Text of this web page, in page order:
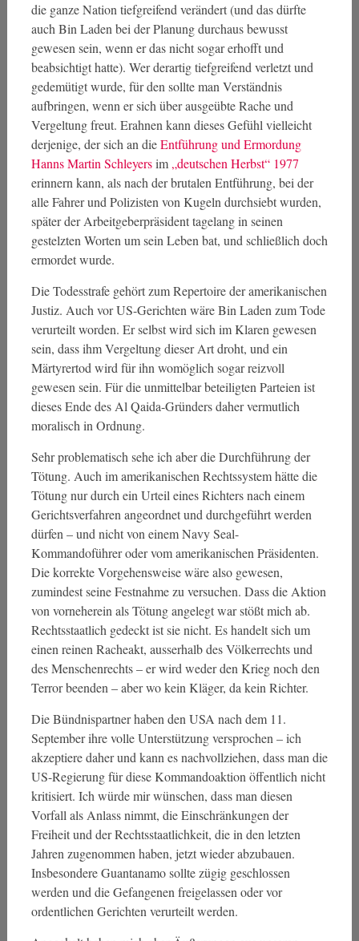
die ganze Nation tiefgreifend verändert (und das dürfte
auch Bin Laden bei der Planung durchaus bewusst
gewesen sein, wenn er das nicht sogar erhofft und
beabsichtigt hatte). Wer derartig tiefgreifend verletzt und
gedemütigt wurde, für den sollte man Verständnis
aufbringen, wenn er sich über ausgeübte Rache und
Vergeltung freut. Erahnen kann dieses Gefühl vielleicht
derjenige, der sich an dieEntführung und Ermordung
Hanns Martin Schleyersim „deutschen Herbst“ 1977
erinnern kann, als nach der brutalen Entführung, bei der
alle Fahrer und Polizisten von Kugeln durchsiebt wurden,
später der Arbeitgeberpräsident tagelang in seinen
gestelzten Worten um sein Leben bat, und schließlich doch
ermordet wurde.
Die Todesstrafe gehört zum Repertoire der amerikanischen
Justiz. Auch vor US-Gerichten wäre Bin Laden zum Tode
verurteilt worden. Er selbst wird sich im Klaren gewesen
sein, dass ihm Vergeltung dieser Art droht, und ein
Märtyrertod wird für ihn womöglich sogar reizvoll
gewesen sein. Für die unmittelbar beteiligten Parteien ist
dieses Ende des Al Qaida-Gründers daher vermutlich
moralisch in Ordnung.
Sehr problematisch sehe ich aber die Durchführung der
Tötung. Auch im amerikanischen Rechtssystem hätte die
Tötung nur durch ein Urteil eines Richters nach einem
Gerichtsverfahren angeordnet und durchgeführt werden
dürfen – und nicht von einem Navy Seal-
Kommandoführer oder vom amerikanischen Präsidenten.
Die korrekte Vorgehensweise wäre also gewesen,
zumindest seine Festnahme zu versuchen. Dass die Aktion
von vorneherein als Tötung angelegt war stößt mich ab.
Rechtsstaatlich gedeckt ist sie nicht. Es handelt sich um
einen reinen Racheakt, ausserhalb des Völkerrechts und
des Menschenrechts – er wird weder den Krieg noch den
Terror beenden – aber wo kein Kläger, da kein Richter.
Die Bündnispartner haben den USA nach dem 11.
September ihre volle Unterstützung versprochen – ich
akzeptiere daher und kann es nachvollziehen, dass man die
US-Regierung für diese Kommandoaktion öffentlich nicht
kritisiert. Ich würde mir wünschen, dass man diesen
Vorfall als Anlass nimmt, die Einschränkungen der
Freiheit und der Rechtsstaatlichkeit, die in den letzten
Jahren zugenommen haben, jetzt wieder abzubauen.
Insbesondere Guantanamo sollte zügig geschlossen
werden und die Gefangenen freigelassen oder vor
ordentlichen Gerichten verurteilt werden.